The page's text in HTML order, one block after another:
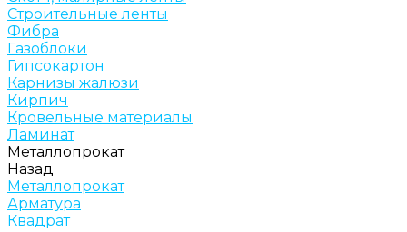
Строительные ленты
Фибра
Газоблоки
Гипсокартон
Карнизы жалюзи
Кирпич
Кровельные материалы
Ламинат
Металлопрокат
Назад
Металлопрокат
Арматура
Квадрат